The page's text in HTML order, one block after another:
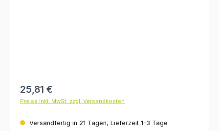
Regulärer Preis:
25,81 €
Preise inkl. MwSt. zzgl. Versandkosten
Versandfertig in 21 Tagen, Lieferzeit 1-3 Tage